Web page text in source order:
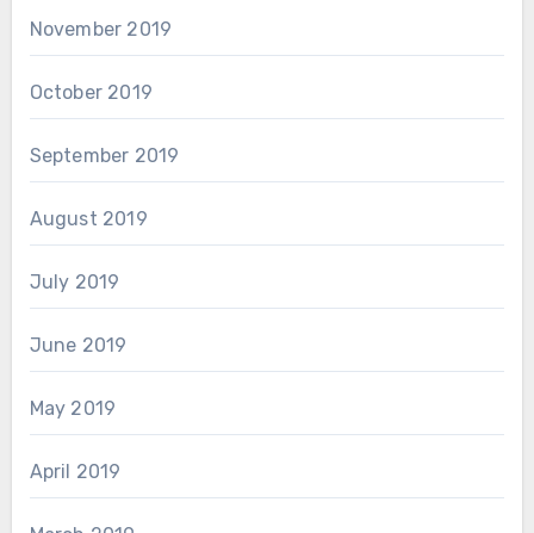
November 2019
October 2019
September 2019
August 2019
July 2019
June 2019
May 2019
April 2019